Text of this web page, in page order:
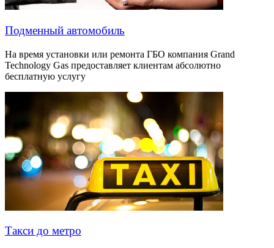
Подменный автомобиль
На время установки или ремонта ГБО компания Grand
Technology Gas предоставляет клиентам абсолютно
бесплатную услугу
Такси до метро